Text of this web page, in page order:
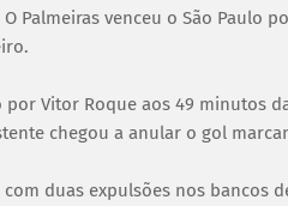
O Palmeiras venceu o São Paulo
por Vitor Roque aos 49 minutos
chegou a anular o gol
duas expulsões nos bancos